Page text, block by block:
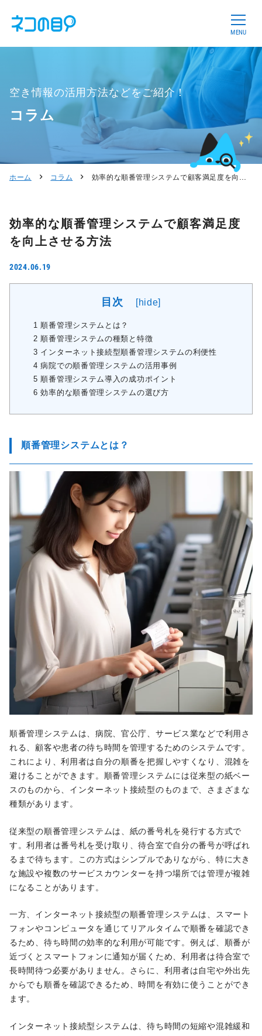
MENU
空き情報の活用方法などをご紹介！
コラム
ホーム コラム 効率的な順番管理システムで顧客満足度を向上させる方法
効率的な順番管理システムで顧客満足度
を向上させる方法
2024.06.19
目次 hide
1 順番管理システムとは？
2 順番管理システムの種類と特徴
3 インターネット接続型順番管理システムの利便性
4 病院での順番管理システムの活用事例
5 順番管理システム導入の成功ポイント
6 効率的な順番管理システムの選び方
順番管理システムとは？
順番管理システムは、病院、官公庁、サービス業などで利用さ
れる、顧客や患者の待ち時間を管理するためのシステムです。
これにより、利用者は自分の順番を把握しやすくなり、混雑を
避けることができます。順番管理システムには従来型の紙ベー
スのものから、インターネット接続型のものまで、さまざまな
種類があります。
従来型の順番管理システムは、紙の番号札を発行する方式で
す。利用者は番号札を受け取り、待合室で自分の番号が呼ばれ
るまで待ちます。この方式はシンプルでありながら、特に大き
な施設や複数のサービスカウンターを持つ場所では管理が複雑
になることがあります。
一方、インターネット接続型の順番管理システムは、スマート
フォンやコンピュータを通じてリアルタイムで順番を確認でき
るため、待ち時間の効率的な利用が可能です。例えば、順番が
近づくとスマートフォンに通知が届くため、利用者は待合室で
長時間待つ必要がありません。さらに、利用者は自宅や外出先
からでも順番を確認できるため、時間を有効に使うことができ
ます。
インターネット接続型システムは、待ち時間の短縮や混雑緩和